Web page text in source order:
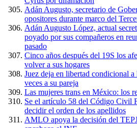
Adán Augusto, secretario de
opositores durante marco del
Adán Augusto López, actual
poyado por sus compañeros en
pasado
Cinco años después del 19S los
volver a sus hogares
Juez deja en libertad condicional
veces a su pareja
Las mujeres trans en México: los
Se el artículo 58 del Código Civil
decidir el orden de los apellidos
AMLO apoya la decisión del